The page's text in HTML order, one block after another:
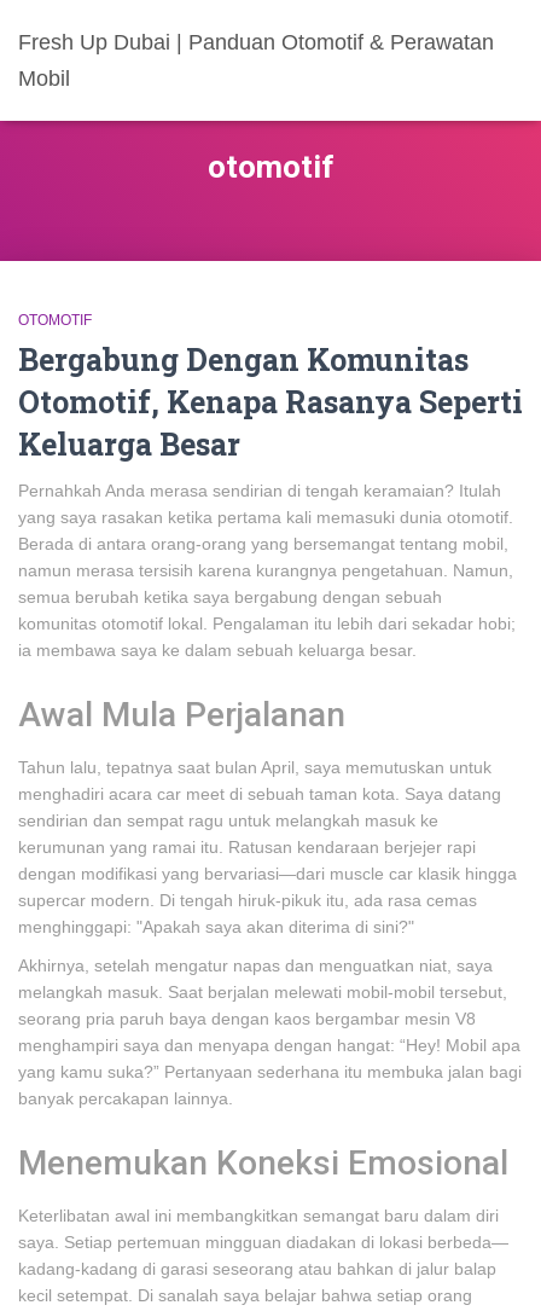
Fresh Up Dubai | Panduan Otomotif & Perawatan
Mobil
otomotif
OTOMOTIF
Bergabung Dengan Komunitas
Otomotif, Kenapa Rasanya Seperti
Keluarga Besar
Pernahkah Anda merasa sendirian di tengah keramaian? Itulah
yang saya rasakan ketika pertama kali memasuki dunia otomotif.
Berada di antara orang-orang yang bersemangat tentang mobil,
namun merasa tersisih karena kurangnya pengetahuan. Namun,
semua berubah ketika saya bergabung dengan sebuah
komunitas otomotif lokal. Pengalaman itu lebih dari sekadar hobi;
ia membawa saya ke dalam sebuah keluarga besar.
Awal Mula Perjalanan
Tahun lalu, tepatnya saat bulan April, saya memutuskan untuk
menghadiri acara car meet di sebuah taman kota. Saya datang
sendirian dan sempat ragu untuk melangkah masuk ke
kerumunan yang ramai itu. Ratusan kendaraan berjejer rapi
dengan modifikasi yang bervariasi—dari muscle car klasik hingga
supercar modern. Di tengah hiruk-pikuk itu, ada rasa cemas
menghinggapi: "Apakah saya akan diterima di sini?"
Akhirnya, setelah mengatur napas dan menguatkan niat, saya
melangkah masuk. Saat berjalan melewati mobil-mobil tersebut,
seorang pria paruh baya dengan kaos bergambar mesin V8
menghampiri saya dan menyapa dengan hangat: “Hey! Mobil apa
yang kamu suka?” Pertanyaan sederhana itu membuka jalan bagi
banyak percakapan lainnya.
Menemukan Koneksi Emosional
Keterlibatan awal ini membangkitkan semangat baru dalam diri
saya. Setiap pertemuan mingguan diadakan di lokasi berbeda—
kadang-kadang di garasi seseorang atau bahkan di jalur balap
kecil setempat. Di sanalah saya belajar bahwa setiap orang